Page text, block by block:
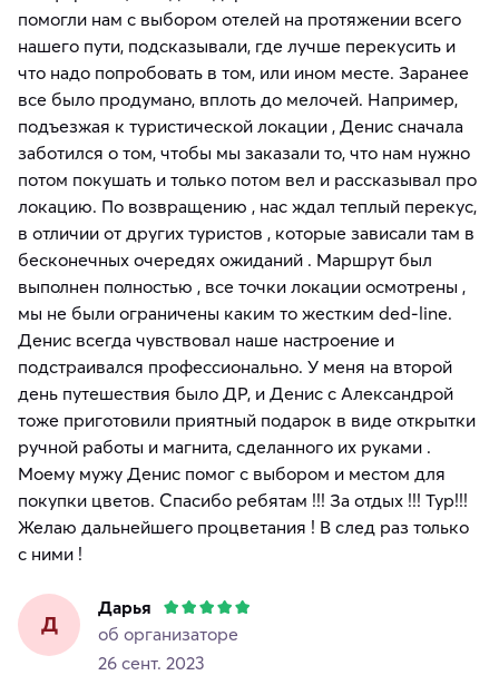
помогли нам с выбором отелей на протяжении всего
нашего пути, подсказывали, где лучше перекусить и
что надо попробовать в том, или ином месте. Заранее
все было продумано, вплоть до мелочей. Например,
подъезжая к туристической локации , Денис сначала
заботился о том, чтобы мы заказали то, что нам нужно
потом покушать и только потом вел и рассказывал про
локацию. По возвращению , нас ждал теплый перекус,
в отличии от других туристов , которые зависали там в
бесконечных очередях ожиданий . Маршрут был
выполнен полностью , все точки локации осмотрены ,
мы не были ограничены каким то жестким ded-line.
Денис всегда чувствовал наше настроение и
подстраивался профессионально. У меня на второй
день путешествия было ДР, и Денис с Александрой
тоже приготовили приятный подарок в виде открытки
ручной работы и магнита, сделанного их руками .
Моему мужу Денис помог с выбором и местом для
покупки цветов. Спасибо ребятам !!! За отдых !!! Тур!!!
Желаю дальнейшего процветания ! В след раз только
с ними !
Д
Дарья
об организаторе
26 сент. 2023